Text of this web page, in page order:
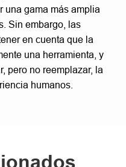
una gama más amplia
Sin embargo, las
en cuenta que la
una herramienta, y
pero no reemplazar, la
humanos.